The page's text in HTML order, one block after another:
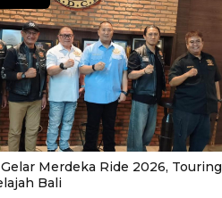
Merdeka Ride 2026, Touring
Bali